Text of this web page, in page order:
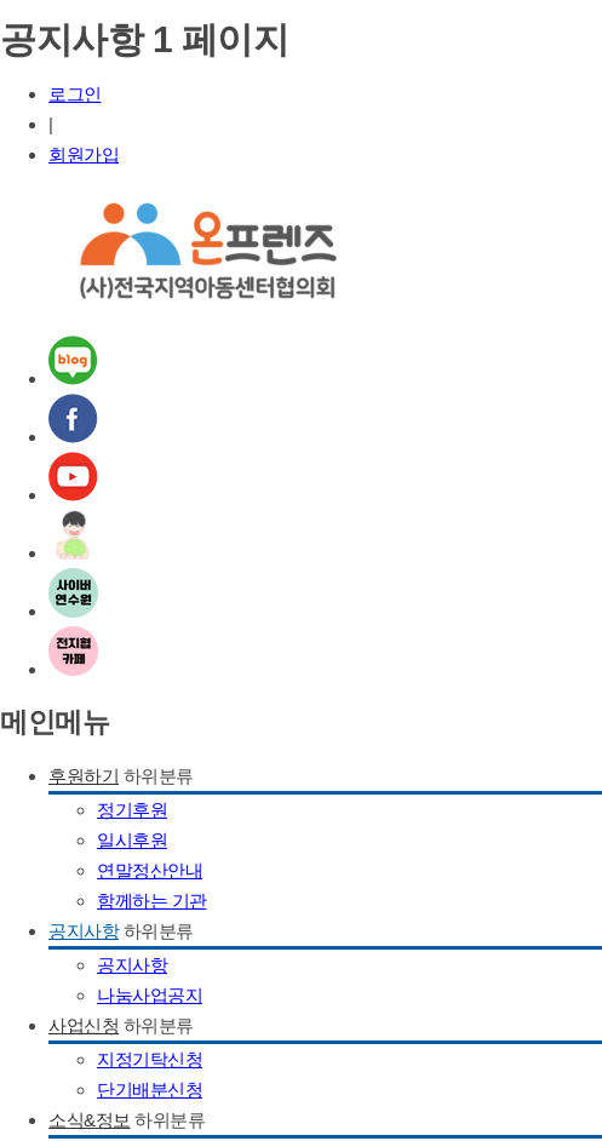
공지사항 1 페이지
로그인
|
회원가입
메인메뉴
후원하기 하위분류
정기후원
일시후원
연말정산안내
함께하는 기관
공지사항 하위분류
공지사항
나눔사업공지
사업신청 하위분류
지정기탁신청
단기배분신청
소식&정보 하위분류